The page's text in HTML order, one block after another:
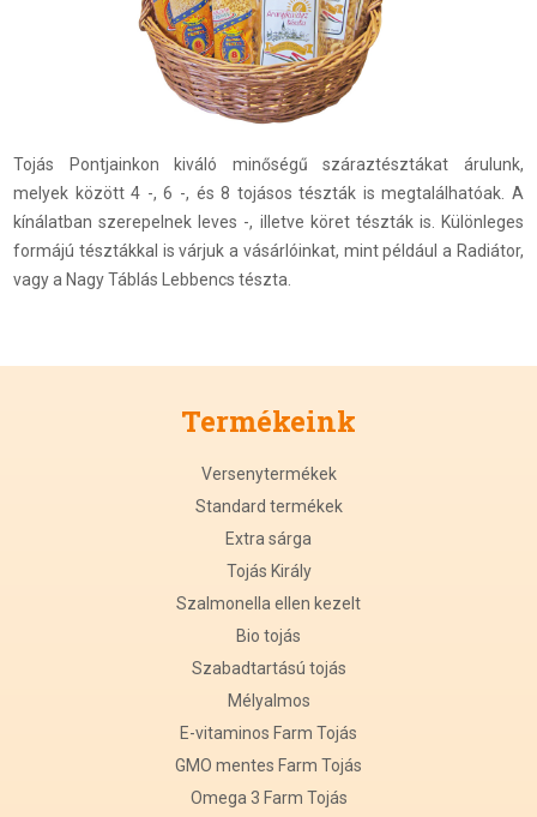
Tojás Pontjainkon kiváló minőségű száraztésztákat árulunk,
melyek között 4 -, 6 -, és 8 tojásos tészták is megtalálhatóak. A
kínálatban szerepelnek leves -, illetve köret tészták is. Különleges
formájú tésztákkal is várjuk a vásárlóinkat, mint például a Radiátor,
vagy a Nagy Táblás Lebbencs tészta.
Termékeink
Versenytermékek
Standard termékek
Extra sárga
Tojás Király
Szalmonella ellen kezelt
Bio tojás
Szabadtartású tojás
Mélyalmos
E-vitaminos Farm Tojás
GMO mentes Farm Tojás
Omega 3 Farm Tojás